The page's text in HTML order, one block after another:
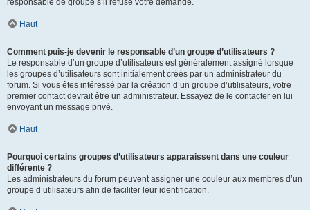
responsable de groupe s’il refuse votre demande.
Haut
Comment puis-je devenir le responsable d’un groupe d’utilisateurs ?
Le responsable d’un groupe d’utilisateurs est généralement assigné lorsque
les groupes d’utilisateurs sont initialement créés par un administrateur du
forum. Si vous êtes intéressé par la création d’un groupe d’utilisateurs, votre
premier contact devrait être un administrateur. Essayez de le contacter en lui
envoyant un message privé.
Haut
Pourquoi certains groupes d’utilisateurs apparaissent dans une couleur
différente ?
Les administrateurs du forum peuvent assigner une couleur aux membres d’un
groupe d’utilisateurs afin de faciliter leur identification.